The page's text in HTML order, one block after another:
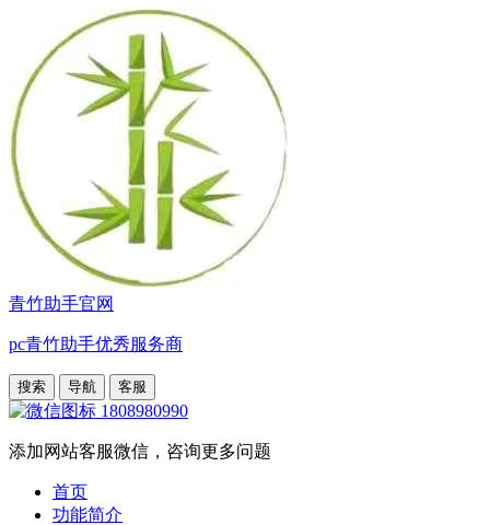
青竹助手官网
pc青竹助手优秀服务商
搜索 导航 客服
1808980990
添加网站客服微信，咨询更多问题
首页
功能简介